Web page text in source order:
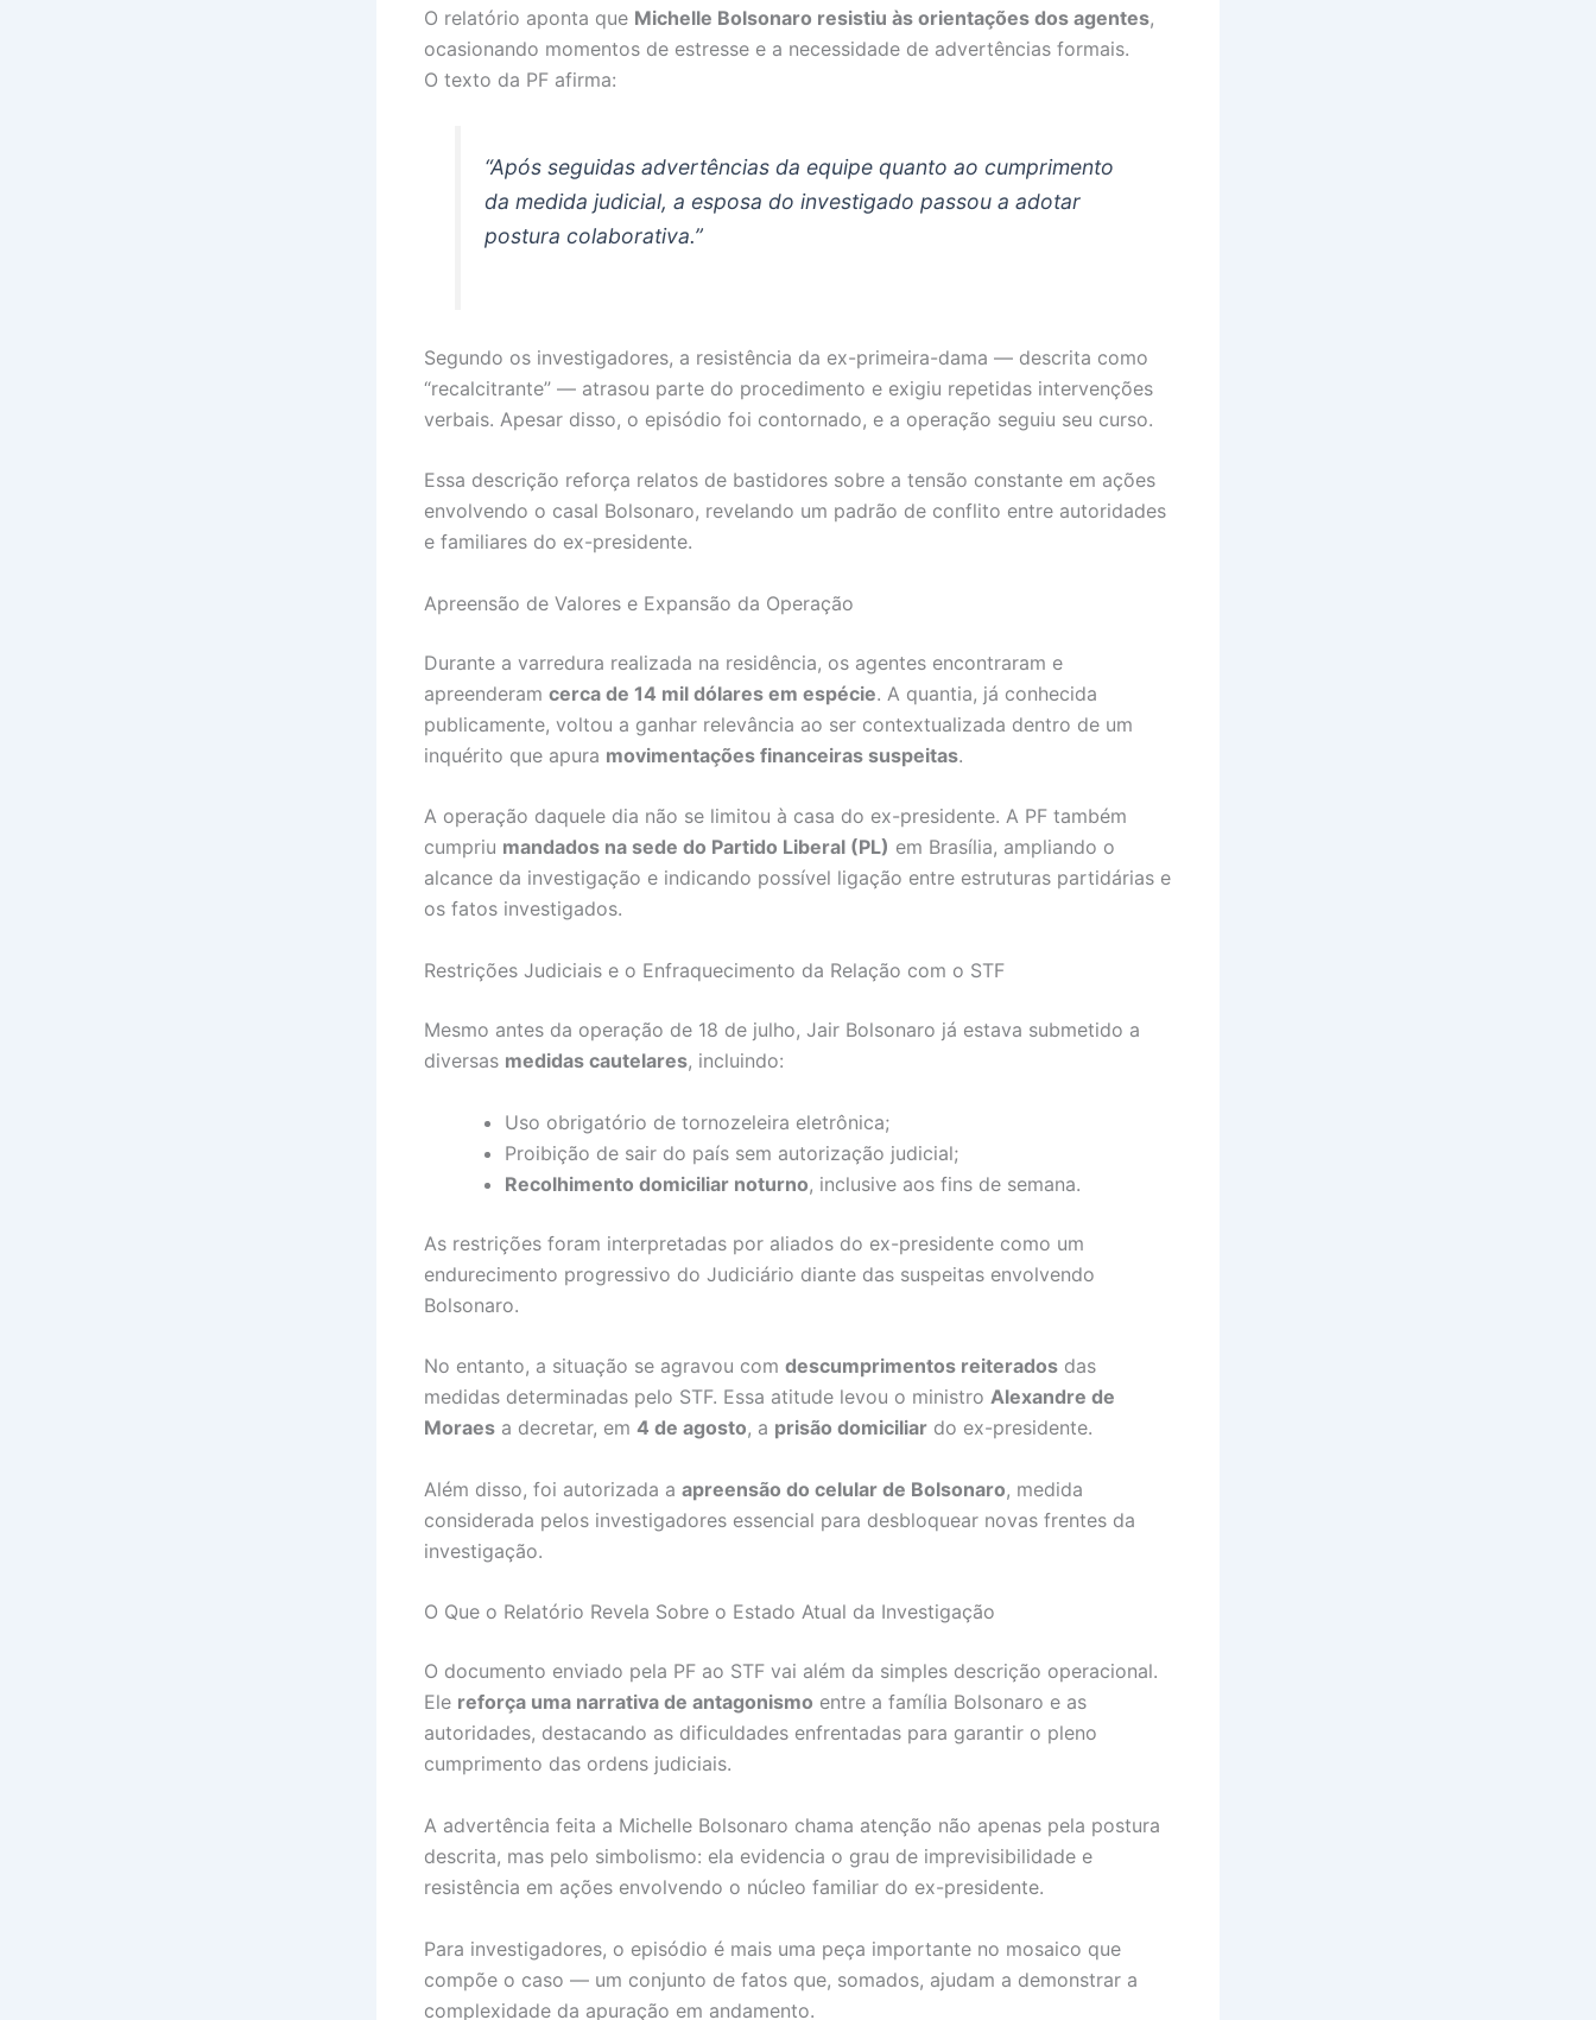
O relatório aponta que Michelle Bolsonaro resistiu às orientações dos agentes,
ocasionando momentos de estresse e a necessidade de advertências formais.
O texto da PF afirma:
“Após seguidas advertências da equipe quanto ao cumprimento
da medida judicial, a esposa do investigado passou a adotar
postura colaborativa.”
Segundo os investigadores, a resistência da ex-primeira-dama — descrita como
“recalcitrante” — atrasou parte do procedimento e exigiu repetidas intervenções
verbais. Apesar disso, o episódio foi contornado, e a operação seguiu seu curso.
Essa descrição reforça relatos de bastidores sobre a tensão constante em ações
envolvendo o casal Bolsonaro, revelando um padrão de conflito entre autoridades
e familiares do ex-presidente.
Apreensão de Valores e Expansão da Operação
Durante a varredura realizada na residência, os agentes encontraram e
apreenderam cerca de 14 mil dólares em espécie. A quantia, já conhecida
publicamente, voltou a ganhar relevância ao ser contextualizada dentro de um
inquérito que apura movimentações financeiras suspeitas.
A operação daquele dia não se limitou à casa do ex-presidente. A PF também
cumpriu mandados na sede do Partido Liberal (PL) em Brasília, ampliando o
alcance da investigação e indicando possível ligação entre estruturas partidárias e
os fatos investigados.
Restrições Judiciais e o Enfraquecimento da Relação com o STF
Mesmo antes da operação de 18 de julho, Jair Bolsonaro já estava submetido a
diversas medidas cautelares, incluindo:
Uso obrigatório de tornozeleira eletrônica;
Proibição de sair do país sem autorização judicial;
Recolhimento domiciliar noturno, inclusive aos fins de semana.
As restrições foram interpretadas por aliados do ex-presidente como um
endurecimento progressivo do Judiciário diante das suspeitas envolvendo
Bolsonaro.
No entanto, a situação se agravou com descumprimentos reiterados das
medidas determinadas pelo STF. Essa atitude levou o ministro Alexandre de
Moraes a decretar, em 4 de agosto, a prisão domiciliar do ex-presidente.
Além disso, foi autorizada a apreensão do celular de Bolsonaro, medida
considerada pelos investigadores essencial para desbloquear novas frentes da
investigação.
O Que o Relatório Revela Sobre o Estado Atual da Investigação
O documento enviado pela PF ao STF vai além da simples descrição operacional.
Ele reforça uma narrativa de antagonismo entre a família Bolsonaro e as
autoridades, destacando as dificuldades enfrentadas para garantir o pleno
cumprimento das ordens judiciais.
A advertência feita a Michelle Bolsonaro chama atenção não apenas pela postura
descrita, mas pelo simbolismo: ela evidencia o grau de imprevisibilidade e
resistência em ações envolvendo o núcleo familiar do ex-presidente.
Para investigadores, o episódio é mais uma peça importante no mosaico que
compõe o caso — um conjunto de fatos que, somados, ajudam a demonstrar a
complexidade da apuração em andamento.